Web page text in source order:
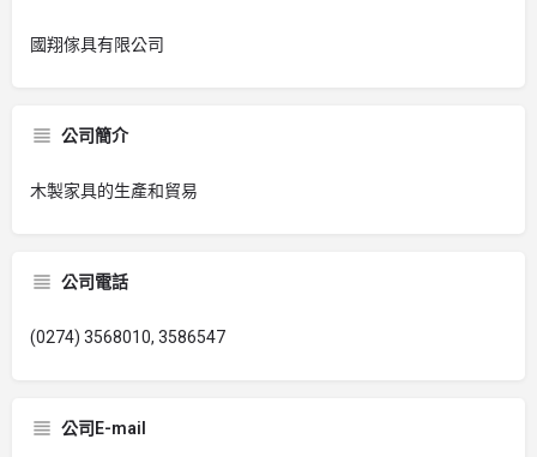
國翔傢具有限公司
公司簡介
木製家具的生產和貿易
公司電話
(0274) 3568010, 3586547
公司E-mail